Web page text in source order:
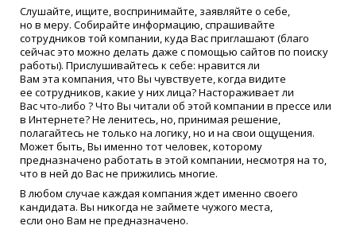
Слушайте, ищите, воспринимайте, заявляйте о себе,
но в меру. Собирайте информацию, спрашивайте
сотрудников той компании, куда Вас приглашают(благо
сейчас это можно делать даже с помощью сайтов по поиску
работы). Прислушивайтесь к себе: нравится ли
Вам эта компания, что Вы чувствуете, когда видите
ее сотрудников, какие у них лица? Настораживает ли
Васчто-либо ? Что Вы читали об этой компании в прессе или
в Интернете? Не ленитесь, но, принимая решение,
полагайтесь не только на логику, но и на свои ощущения.
Может быть, Вы именно тот человек, которому
предназначено работать в этой компании, несмотря на то,
что в ней до Вас не прижились многие.
В любом случае каждая компания ждет именно своего
кандидата. Вы никогда не займете чужого места,
если оно Вам не предназначено.